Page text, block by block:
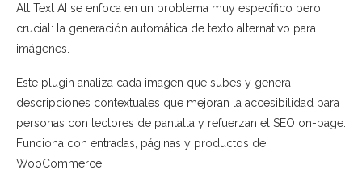
Alt Text AI se enfoca en un problema muy específico pero
crucial: la generación automática de texto alternativo para
imágenes.
Este plugin analiza cada imagen que subes y genera
descripciones contextuales que mejoran la accesibilidad para
personas con lectores de pantalla y refuerzan el SEO on-page.
Funciona con entradas, páginas y productos de
WooCommerce.